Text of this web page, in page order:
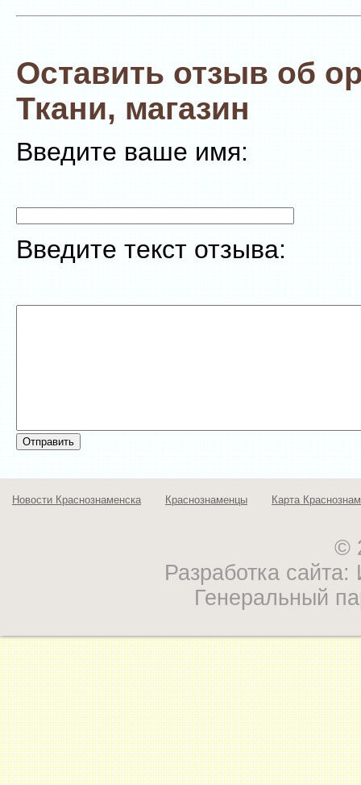
Оставить отзыв об
Ткани, магазин
Введите ваше имя:
Введите текст отзыва:
Новости Краснознаменска Краснознаменцы Карта
©
Разработка
Генеральный